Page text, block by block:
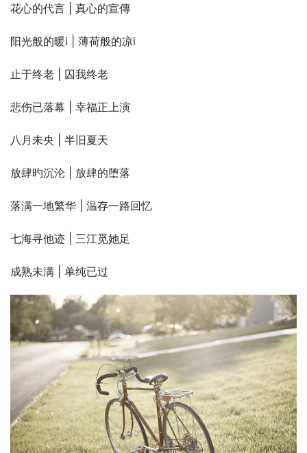
花心的代言 | 真心的宣傳
阳光般的暖i | 薄荷般的凉i
止于终老 | 囚我终老
悲伤已落幕 | 幸福正上演
八月未央 | 半旧夏天
放肆旳沉沦 | 放肆的堕落
落满一地繁华 | 温存一路回忆
七海寻他迹 | 三江觅她足
成熟未满 | 单纯已过